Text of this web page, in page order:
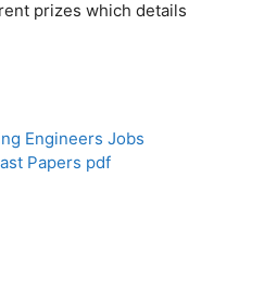
prizes which details